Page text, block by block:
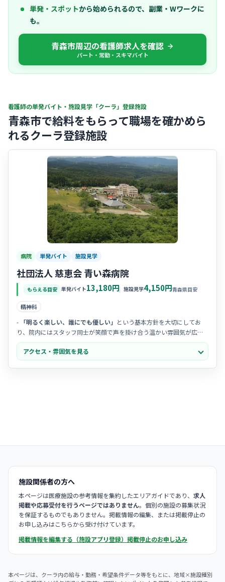
単発・スポットから始められるので、副業・Wワークに
も。
青森市周辺の看護師求人を確認
パート・常勤・スキマバイト
看護師の単発バイト・施設見学「クーラ」登録施設
青森市で給料をもらって職場を確かめら
れるクーラ登録施設
病院 単発バイト 施設見学
社団法人 慈恵会 青い森病院
もらえる目安 単発バイト13,180円 施設見学4,150円青森県目安
精神科
- 「明るく楽しい、誰にでも優しい」 という基本方針を大切にしてお
り、院内にはスタッフ同士が笑顔で声を掛け合う温かい雰囲気が広が
っています。
- 20代から70代までの幅広い年代のスタッフ
が同じ目標を持って活躍
しており、世代を超えて助け合いながら働けるアットホームな風土が
アクセス・雰囲気を見る
施設関係者の方へ
本ページは医療施設の参考情報を集約したエリアガイドであり、 求人
掲載や応募受付を行うページではありません。個別の施設の募集状況
を保証するものでもありません。掲載情報の編集、または掲載停止の
お申し込みはこちらから受け付けています。
掲載情報を編集する（施設アプリ登録） 掲載停止のお申し込み
本ページは、クーラ内の給与・勤務・希望条件データ等をもとに、地域×施設種別